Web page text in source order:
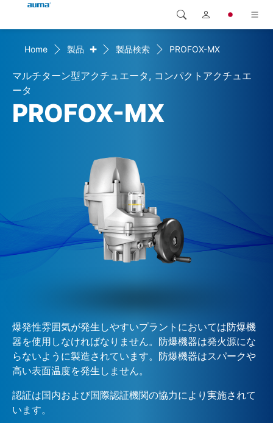
製品
ソリューション
ダウンロード
Global
ヨーロッパ
アジア・太平洋地域
検索
Home 製品 + 製品検索 PROFOX-MX
マルチターン型アクチュエータ, コンパクトアクチュエ
ータ
PROFOX-MX
爆発性雰囲気が発生しやすいプラントにおいては防爆機
器を使用しなければなりません。防爆機器は発火源にな
らないように製造されています。防爆機器はスパークや
高い表面温度を発生しません。
認証は国内および国際認証機関の協力により実施されて
います。